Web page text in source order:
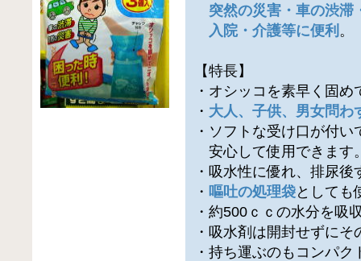
突然の災害・車の渋滞
入院・介護等に便利 。
【特長】
・オシッコを素早く固
・ 大人、子供、男女問わ
・ソフトな受け口が付い
安心して使用できます
・吸水性に優れ、排尿
・ 嘔吐の処理袋としても
・約500ｃｃの水分を吸
・吸水剤は開封せずに
・持ち運ぶのもコンパ